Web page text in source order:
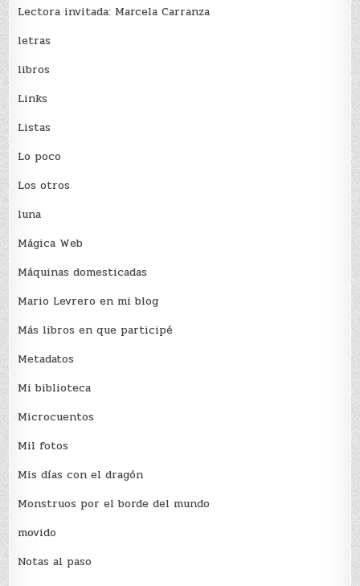
Lectora invitada: Marcela Carranza
letras
libros
Links
Listas
Lo poco
Los otros
luna
Mágica Web
Máquinas domesticadas
Mario Levrero en mi blog
Más libros en que participé
Metadatos
Mi biblioteca
Microcuentos
Mil fotos
Mis días con el dragón
Monstruos por el borde del mundo
movido
Notas al paso